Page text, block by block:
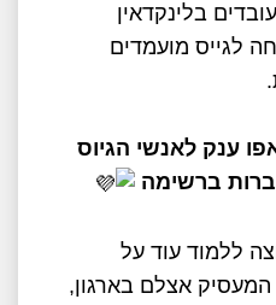
לגייס מועמדים
ענק לאנשי הגיוס
ברשימה
ללמוד עוד על
אצלם בארגון,